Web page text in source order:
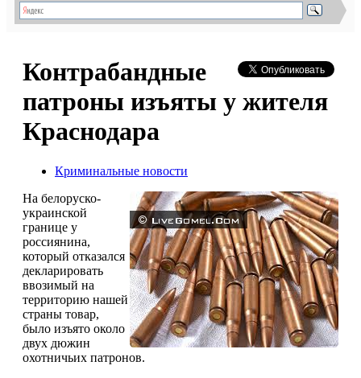
Контрабандные
патроны изъяты у жителя
Краснодара
Криминальные новости
На белоруско-
украинской
границе у
россиянина,
который отказался
декларировать
ввозимый на
территорию нашей
страны товар,
было изъято около
двух дюжин
охотничьих патронов.